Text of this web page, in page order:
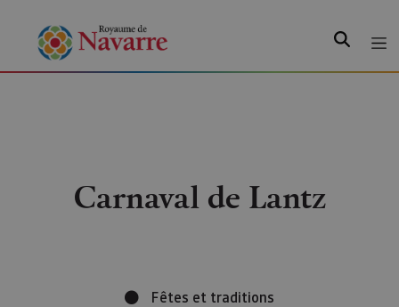
Carnaval de Lantz
Fêtes et traditions